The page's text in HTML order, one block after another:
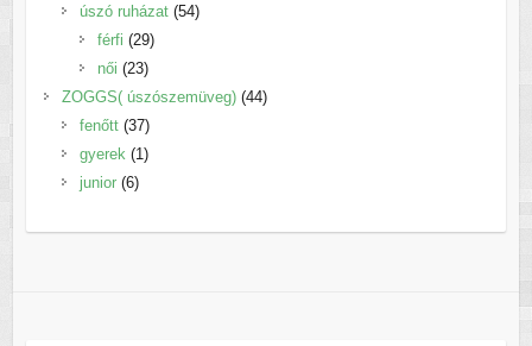
termék
úszó ruházat 5454
férfi 2929
termék
női 2323
termék
ZOGGS( úszószemüveg) 4444
fenőtt 3737
termék
gyerek 11
junior 66